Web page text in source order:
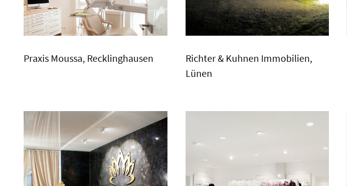
Praxis Moussa, Recklinghausen
Richter & Kuhnen Immobilien,
Lünen